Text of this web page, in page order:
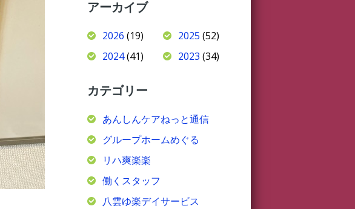
アーカイブ
2026 (19) 2025 (52)
2024(41) 2023 (34)
カテゴリー
あんしんケアねっと通信
グループホームめぐる
リハ爽楽楽
働くスタッフ
八雲ゆ楽デイサービス